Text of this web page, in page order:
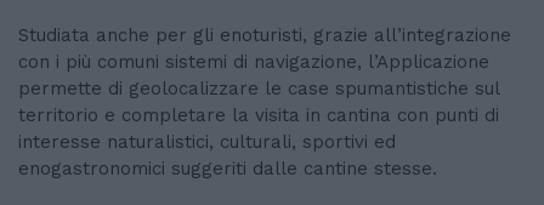
Studiata anche per gli enoturisti, grazie all’integrazione
con i più comuni sistemi di navigazione, l’Applicazione
permette di geolocalizzare le case spumantistiche sul
territorio e completare la visita in cantina con punti di
interesse naturalistici, culturali, sportivi ed
enogastronomici suggeriti dalle cantine stesse.